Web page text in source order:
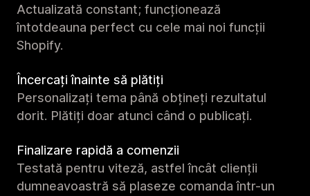
Actualizată constant; funcționează
întotdeauna perfect cu cele mai noi funcții
Shopify.
Încercați înainte să plătiți
Personalizați tema până obțineți rezultatul
dorit. Plătiți doar atunci când o publicați.
Finalizare rapidă a comenzii
Testată pentru viteză, astfel încât clienții
dumneavoastră să plaseze comanda într-un